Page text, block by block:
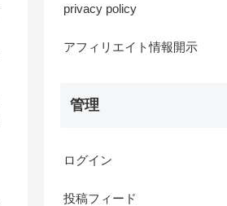
privacy policy
アフィリエイト情報開示
管理
ログイン
投稿フィード